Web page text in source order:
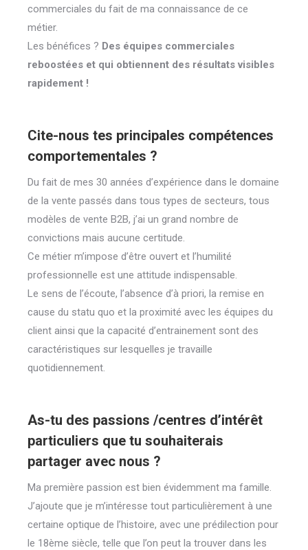
commerciales du fait de ma connaissance de ce
métier.
Les bénéfices ? Des équipes commerciales
reboostées et qui obtiennent des résultats visibles
rapidement !
Cite-nous tes principales compétences
comportementales ?
Du fait de mes 30 années d’expérience dans le domaine
de la vente passés dans tous types de secteurs, tous
modèles de vente B2B, j’ai un grand nombre de
convictions mais aucune certitude.
Ce métier m’impose d’être ouvert et l’humilité
professionnelle est une attitude indispensable.
Le sens de l’écoute, l’absence d’à priori, la remise en
cause du statu quo et la proximité avec les équipes du
client ainsi que la capacité d’entrainement sont des
caractéristiques sur lesquelles je travaille
quotidiennement.
As-tu des passions /centres d’intérêt
particuliers que tu souhaiterais
partager avec nous ?
Ma première passion est bien évidemment ma famille.
J’ajoute que je m’intéresse tout particulièrement à une
certaine optique de l’histoire, avec une prédilection pour
le 18ème siècle, telle que l’on peut la trouver dans les